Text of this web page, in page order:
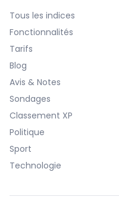
Tous les indices
Fonctionnalités
Tarifs
Blog
Avis & Notes
Sondages
Classement XP
Politique
Sport
Technologie